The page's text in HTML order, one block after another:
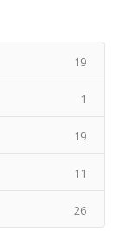
19
1
19
11
26